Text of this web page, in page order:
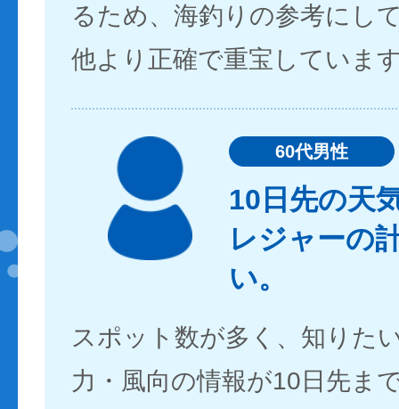
るため、海釣りの参考にし
他より正確で重宝していま
60代男性
10日先の天
レジャーの
い。
スポット数が多く、知りた
力・風向の情報が10日先ま